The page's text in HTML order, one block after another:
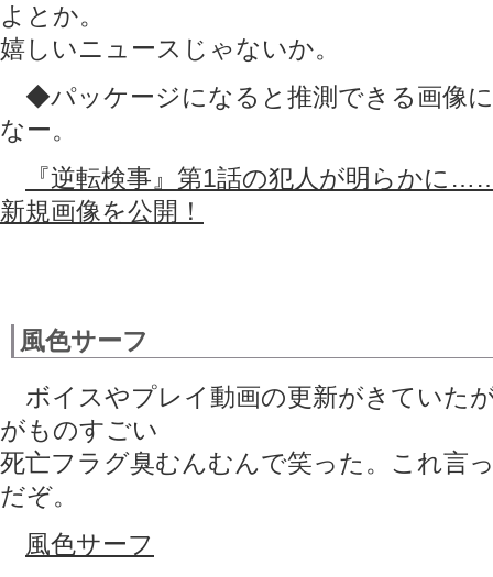
よとか。
嬉しいニュースじゃないか。
◆パッケージになると推測できる画像
なー。
『逆転検事』第1話の犯人が明らかに
新規画像を公開！
風色サーフ
ボイスやプレイ動画の更新がきていた
がものすごい
死亡フラグ臭むんむんで笑った。これ言
だぞ。
風色サーフ